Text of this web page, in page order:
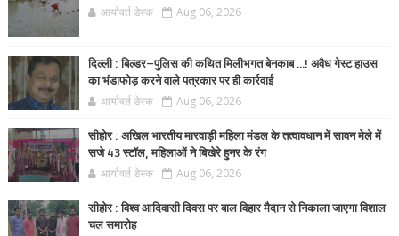
आर्यावर्त डेस्क Aug 06, 2026
दिल्ली : बिल्डर–पुलिस की कथित मिलीभगत बेनकाब ...! अवैध गेस्ट हाउस
का भंडाफोड़ करने वाले पत्रकार पर ही कार्रवाई
आर्यावर्त डेस्क Aug 06, 2026
सीहोर : अखिल भारतीय मारवाड़ी महिला मंडल के तत्वावधान में सावन मेले में
सजे 43 स्टॉल, महिलाओं ने बिखेरे हुनर के रंग
आर्यावर्त डेस्क Aug 06, 2026
सीहोर : विश्व आदिवासी दिवस पर बाल विहार मैदान से निकाला जाएगा विशाल
चल समारोह